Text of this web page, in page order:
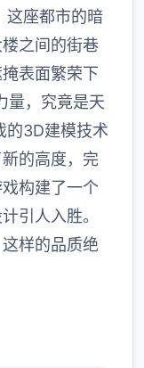
这座都市的暗
之间的街巷
表面繁荣下
量，究竟是天
的3D建模技术
的高度，完
构建了一个
引人入胜。
样的品质绝